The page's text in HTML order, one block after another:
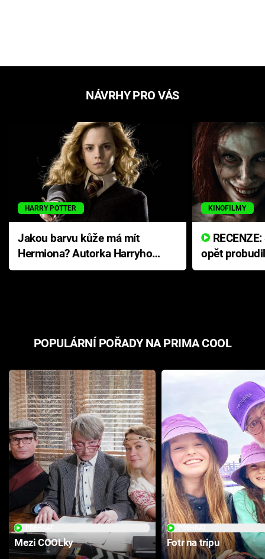
NÁVRHY PRO VÁS
HARRY POTTER
Jakou barvu kůže má mít
Hermiona? Autorka Harryho
Pottera přišla s ráznou
KINOFILMY
opět
přichází s
POPULÁRNÍ POŘADY NA PRIMA COOL
Mezi COOLky Fotr na tripu